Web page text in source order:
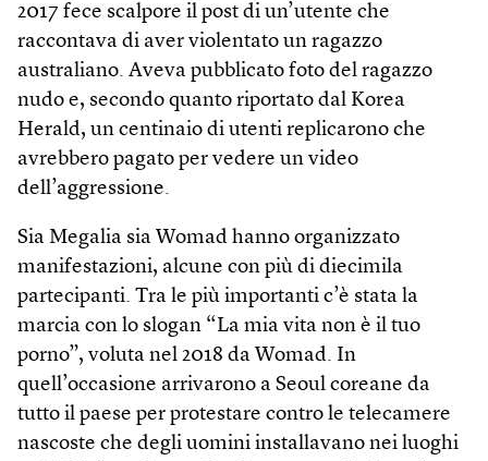
2017 fece scalpore il post di un’utente che
raccontava di aver violentato un ragazzo
australiano. Aveva pubblicato foto del ragazzo
nudo e, secondo quanto riportato dal Korea
Herald, un centinaio di utenti replicarono che
avrebbero pagato per vedere un video
dell’aggressione.
Sia Megalia sia Womad hanno organizzato
manifestazioni, alcune con più di diecimila
partecipanti. Tra le più importanti c’è stata la
marcia con lo slogan “La mia vita non è il tuo
porno”, voluta nel 2018 da Womad. In
quell’occasione arrivarono a Seoul coreane da
tutto il paese per protestare contro le telecamere
nascoste che degli uomini installavano nei luoghi